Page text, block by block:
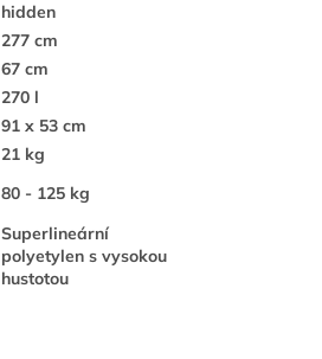
hidden
277 cm
67 cm
270 l
91 x 53 cm
21 kg
80 - 125 kg
Superlineární
polyetylen s vysokou
hustotou